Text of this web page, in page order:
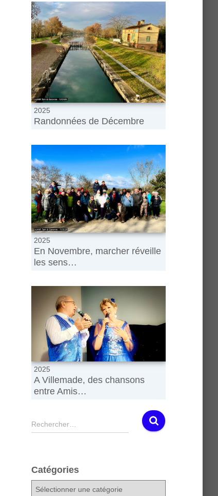
2025
Randonnées de Décembre
2025
En Novembre, marcher réveille
les sens…
2025
A Villemade, des chansons
entre Amis…
R
r
c
Rechercher…
Catégories